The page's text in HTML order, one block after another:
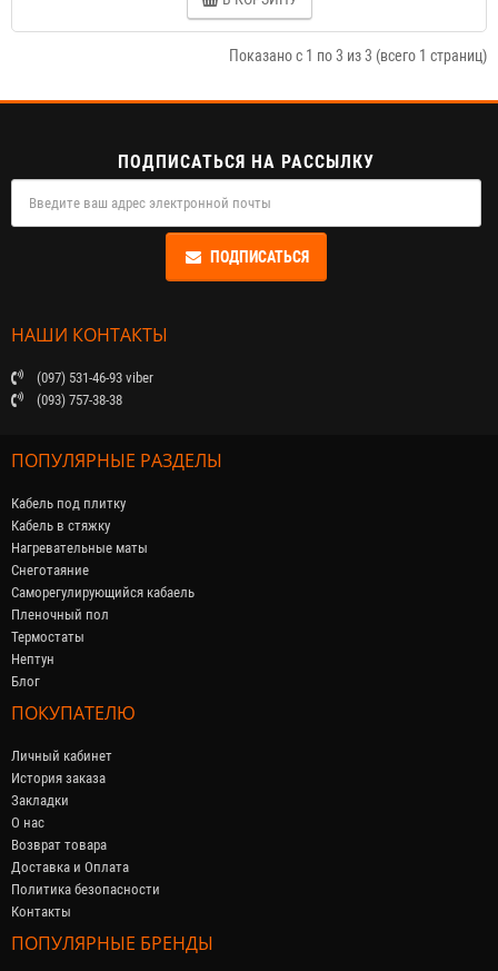
Показано с 1 по 3 из 3 (всего 1 страниц)
ПОДПИСАТЬСЯ НА РАССЫЛКУ
ПОДПИСАТЬСЯ
НАШИ КОНТАКТЫ
(097) 531-46-93 viber
(093) 757-38-38
ПОПУЛЯРНЫЕ РАЗДЕЛЫ
Кабель под плитку
Кабель в стяжку
Нагревательные маты
Снеготаяние
Саморегулирующийся кабaель
Пленочный пол
Термостаты
Нептун
Блог
ПОКУПАТЕЛЮ
Личный кабинет
История заказа
Закладки
О нас
Возврат товара
Доставка и Оплата
Политика безопасности
Контакты
ПОПУЛЯРНЫЕ БРЕНДЫ